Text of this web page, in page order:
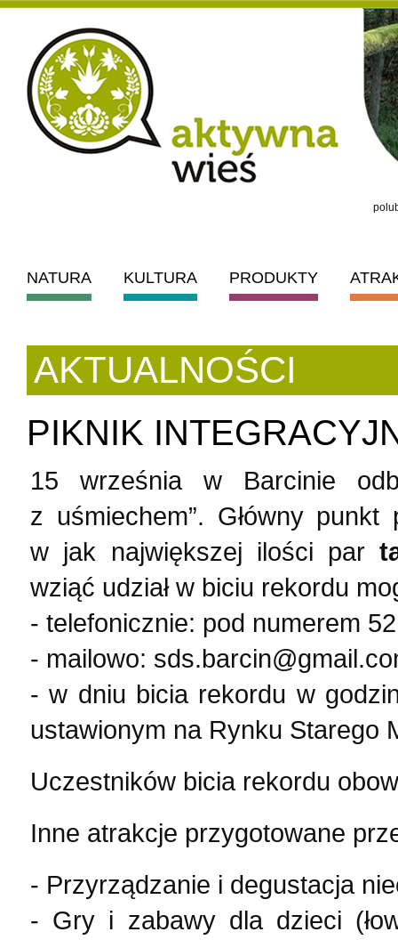
NATURA KULTURA PRODUKTY
AKTUALNOŚCI
PIKNIK
15 września w Barcinie
z uśmiechem”. Główny
w jak największej ilości par
wziąć udział w biciu rekordu
- telefonicznie: pod numerem
- mailowo:
- w dniu bicia rekordu w
ustawionym na Rynku Starego
Uczestników bicia rekordu
Inne atrakcje przygotowane
- Przyrządzanie i degustacja
- Gry i zabawy dla dzieci